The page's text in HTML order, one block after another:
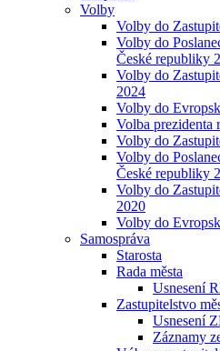
Volby
Volby do
Volby do
České republiky
Volby do
2024
Volby do
Volba prezidenta
Volby do
Volby do
České republiky
Volby do
2020
Volby do
Samospráva
Starosta
Rada města
Usnesení
Zastupitelstvo
Usnesení
Záznamy